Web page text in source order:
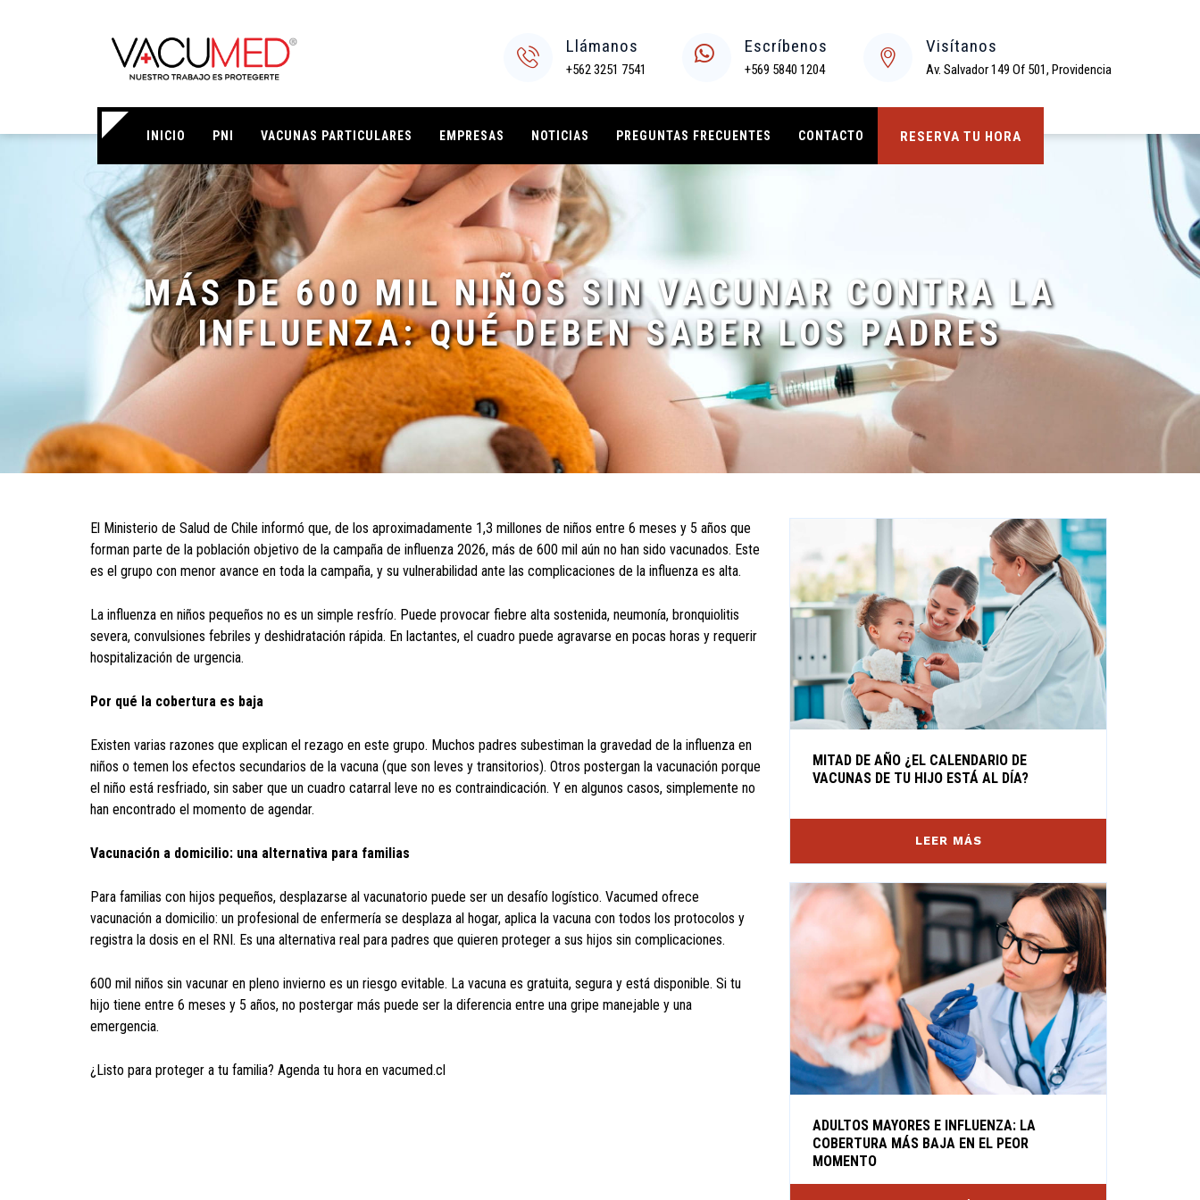
Llámanos
+562 3251 7541
Escríbenos
+569 5840 1204
Visítanos
Av. Salvador 149 Of 501, Providencia
INICIO PNI VACUNAS PARTICULARES EMPRESAS NOTICIAS PREGUNTAS FRECUENTES CONTACTO RESERVA TU HORA
MÁS DE 600 MIL NIÑOS SIN VACUNAR CONTRA LA
INFLUENZA: QUÉ DEBEN SABER LOS PADRES
El Ministerio de Salud de Chile informó que, de los aproximadamente 1,3 millones de niños entre 6 meses y 5 años que
forman parte de la población objetivo de la campaña de influenza 2026, más de 600 mil aún no han sido vacunados. Este
es el grupo con menor avance en toda la campaña, y su vulnerabilidad ante las complicaciones de la influenza es alta.
La influenza en niños pequeños no es un simple resfrío. Puede provocar fiebre alta sostenida, neumonía, bronquiolitis
severa, convulsiones febriles y deshidratación rápida. En lactantes, el cuadro puede agravarse en pocas horas y requerir
hospitalización de urgencia.
Por qué la cobertura es baja
Existen varias razones que explican el rezago en este grupo. Muchos padres subestiman la gravedad de la influenza en
niños o temen los efectos secundarios de la vacuna (que son leves y transitorios). Otros postergan la vacunación porque
el niño está resfriado, sin saber que un cuadro catarral leve no es contraindicación. Y en algunos casos, simplemente no
han encontrado el momento de agendar.
Vacunación a domicilio: una alternativa para familias
Para familias con hijos pequeños, desplazarse al vacunatorio puede ser un desafío logístico. Vacumed ofrece
vacunación a domicilio: un profesional de enfermería se desplaza al hogar, aplica la vacuna con todos los protocolos y
registra la dosis en el RNI. Es una alternativa real para padres que quieren proteger a sus hijos sin complicaciones.
600 mil niños sin vacunar en pleno invierno es un riesgo evitable. La vacuna es gratuita, segura y está disponible. Si tu
hijo tiene entre 6 meses y 5 años, no postergar más puede ser la diferencia entre una gripe manejable y una
emergencia.
¿Listo para proteger a tu familia? Agenda tu hora en vacumed.cl
MITAD DE AÑO ¿EL CALENDARIO DE
VACUNAS DE TU HIJO ESTÁ AL DÍA?
LEER MÁS
ADULTOS MAYORES E INFLUENZA: LA
COBERTURA MÁS BAJA EN EL PEOR
MOMENTO